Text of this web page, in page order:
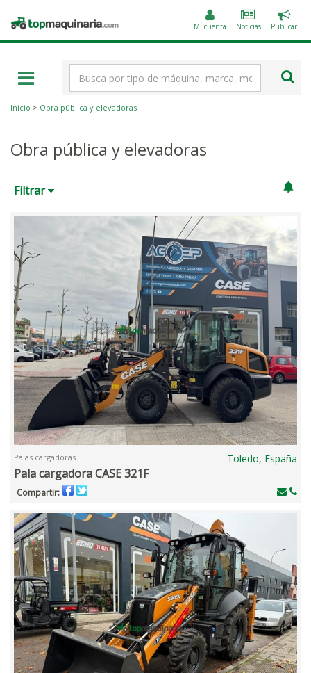
Topmaquinaria.com Mi cuenta Noticias
un
Publicar
Inicio > Obra pública y elevadoras
Obra pública y elevadoras
Filtrar
Palas cargadoras Toledo, España
Pala cargadora CASE 321F
Compartir: